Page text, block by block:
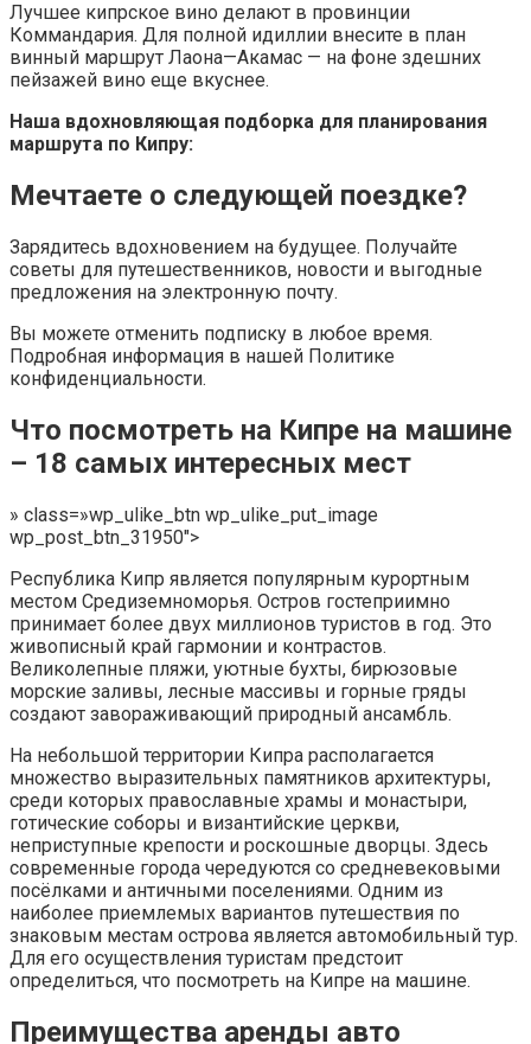
Лучшее кипрское вино делают в провинции
Коммандария. Для полной идиллии внесите в план
винный маршрут Лаона—Акамас — на фоне здешних
пейзажей вино еще вкуснее.
Наша вдохновляющая подборка для планирования
маршрута по Кипру:
Мечтаете о следующей поездке?
Зарядитесь вдохновением на будущее. Получайте
советы для путешественников, новости и выгодные
предложения на электронную почту.
Вы можете отменить подписку в любое время.
Подробная информация в нашей Политике
конфиденциальности.
Что посмотреть на Кипре на машине
– 18 самых интересных мест
» class=»wp_ulike_btn wp_ulike_put_image
wp_post_btn_31950″>
Республика Кипр является популярным курортным
местом Средиземноморья. Остров гостеприимно
принимает более двух миллионов туристов в год. Это
живописный край гармонии и контрастов.
Великолепные пляжи, уютные бухты, бирюзовые
морские заливы, лесные массивы и горные гряды
создают завораживающий природный ансамбль.
На небольшой территории Кипра располагается
множество выразительных памятников архитектуры,
среди которых православные храмы и монастыри,
готические соборы и византийские церкви,
неприступные крепости и роскошные дворцы. Здесь
современные города чередуются со средневековыми
посёлками и античными поселениями. Одним из
наиболее приемлемых вариантов путешествия по
знаковым местам острова является автомобильный тур.
Для его осуществления туристам предстоит
определиться, что посмотреть на Кипре на машине.
Преимущества аренды авто